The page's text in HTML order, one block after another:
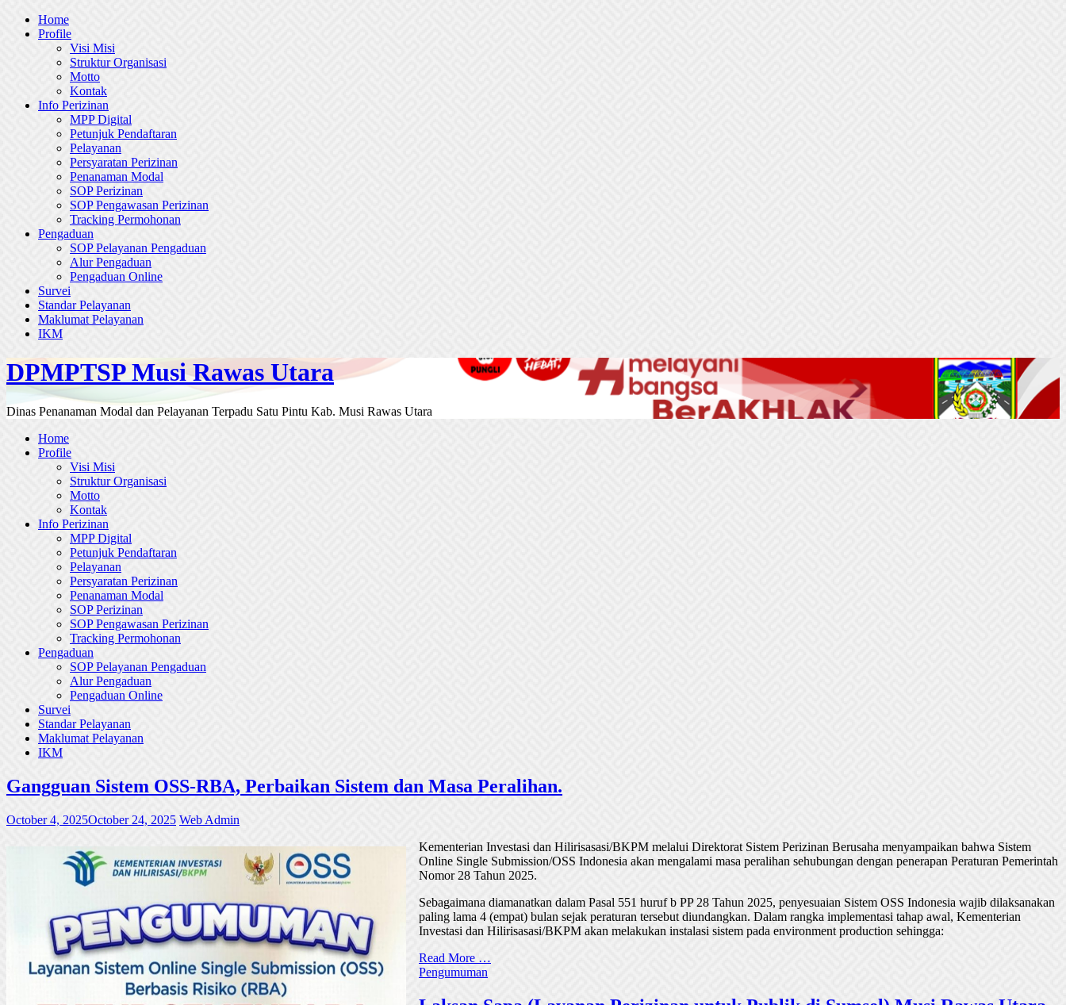
Skip
Home
Profile
Visi Misi
Struktur Organisasi
Motto
Kontak
Info Perizinan
MPP Digital
Petunjuk Pendaftaran
Pelayanan
Persyaratan Perizinan
Penanaman Modal
SOP Perizinan
SOP Pengawasan Perizinan
Tracking Permohonan
Pengaduan
SOP Pelayanan Pengaduan
Alur Pengaduan
Pengaduan Online
Survei
Standar Pelayanan
Maklumat Pelayanan
IKM
DPMPTSP Musi Rawas Utara
Dinas Penanaman Modal dan Pelayanan Terpadu Satu Pintu Kab. Musi Rawas Utara
Home
Profile
Visi Misi
Struktur Organisasi
Motto
Kontak
Info Perizinan
MPP Digital
Petunjuk Pendaftaran
Pelayanan
Persyaratan Perizinan
Penanaman Modal
SOP Perizinan
SOP Pengawasan Perizinan
Tracking Permohonan
Pengaduan
SOP Pelayanan Pengaduan
Alur Pengaduan
Pengaduan Online
Survei
Standar Pelayanan
Maklumat Pelayanan
IKM
Gangguan Sistem OSS-RBA, Perbaikan Sistem dan Masa Peralihan.
October 4, 2025October 24, 2025 Web Admin
Kementerian Investasi dan Hilirisasasi/BKPM melalui Direktorat Sistem Perizinan Berusaha menyampaikan bahwa Sistem
Online Single Submission/OSS Indonesia akan mengalami masa peralihan sehubungan dengan penerapan Peraturan Pemerintah
Nomor 28 Tahun 2025.
Sebagaimana diamanatkan dalam Pasal 551 huruf b PP 28 Tahun 2025, penyesuaian Sistem OSS Indonesia wajib dilaksanakan
paling lama 4 (empat) bulan sejak peraturan tersebut diundangkan. Dalam rangka implementasi tahap awal, Kementerian
Investasi dan Hilirisasasi/BKPM akan melakukan instalasi sistem pada environment production sehingga:
Read More …
Pengumuman